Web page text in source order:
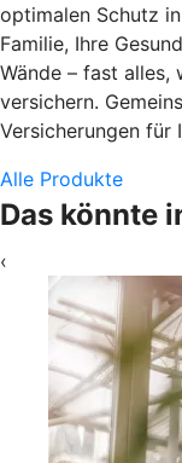
optimalen Schutz
Familie, Ihre
Wände – fast alles,
versichern.
Versicherungen für
Alle Produkte
Das könnte
‹